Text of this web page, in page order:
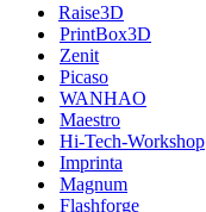
Raise3D
PrintBox3D
Zenit
Picaso
WANHAO
Maestro
Hi-Tech-Workshop
Imprinta
Magnum
Flashforge